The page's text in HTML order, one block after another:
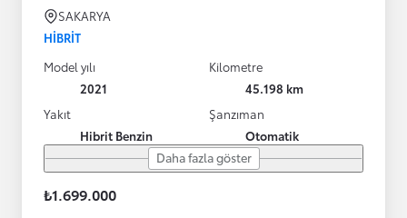
SAKARYA
HIBRIT
Model yılı
2021
Kilometre
45.198 km
Yakıt
Hibrit Benzin
Şanzıman
Otomatik
Daha fazla göster
₺1.699.000